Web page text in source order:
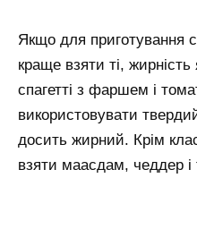
Якщо для приготування
краще взяти ті,
спагетті з фаршем і
використовувати
досить жирний. Крім
взяти маасдам, чеддер і